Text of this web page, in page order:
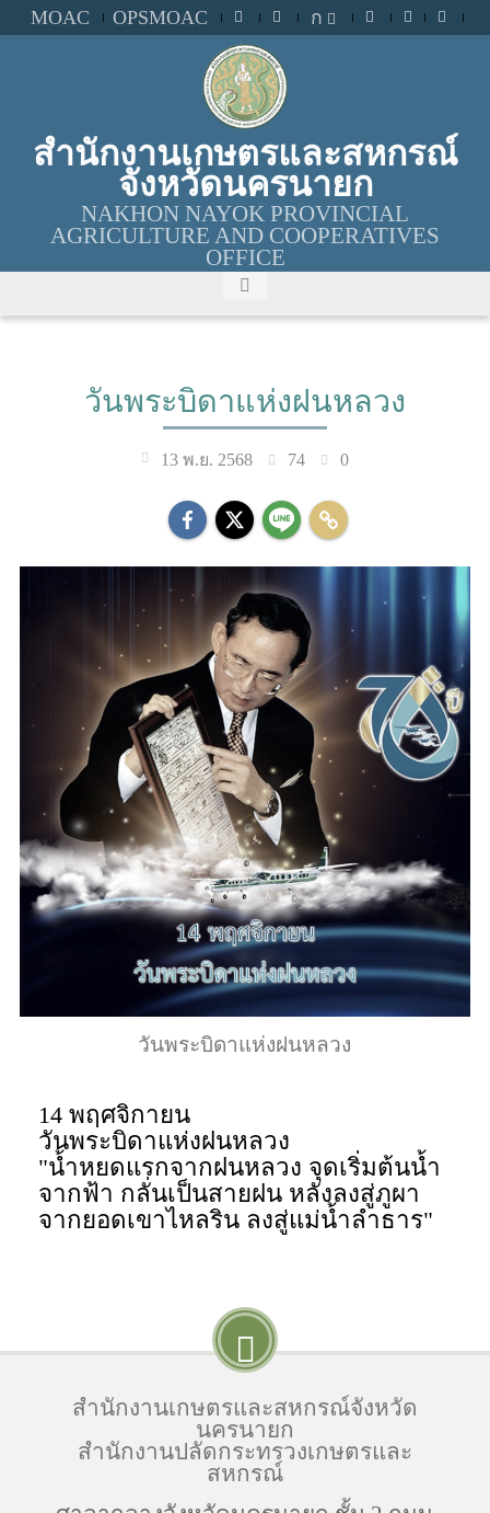
MOAC OPSMOAC ก
สำนักงานเกษตรและสหกรณ์
จังหวัดนครนายก
NAKHON NAYOK PROVINCIAL
AGRICULTURE AND COOPERATIVES
OFFICE
วันพระบิดาแห่งฝนหลวง
13 พ.ย. 2568 74 0
วันพระบิดาแห่งฝนหลวง
14 พฤศจิกายน
วันพระบิดาแห่งฝนหลวง
"น้ำหยดแรกจากฝนหลวง จุดเริ่มต้นน้ำ
จากฟ้า กลั่นเป็นสายฝน หลั่งลงสู่ภูผา
จากยอดเขาไหลริน ลงสู่แม่น้ำลำธาร"
สำนักงานเกษตรและสหกรณ์จังหวัด
นครนายก
สำนักงานปลัดกระทรวงเกษตรและ
สหกรณ์